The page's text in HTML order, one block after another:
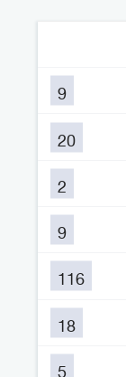
9
20
2
9
116
18
5